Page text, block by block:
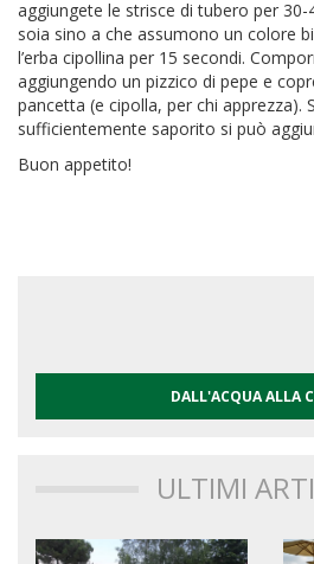
aggiungete le strisce di tubero per
soia sino a che assumono un colore
l’erba cipollina per 15 secondi.
aggiungendo un pizzico di pepe e
pancetta (e cipolla, per chi apprezza).
sufficientemente saporito si può
Buon appetito!
DALL'ACQUA ALLA
ULTIMI